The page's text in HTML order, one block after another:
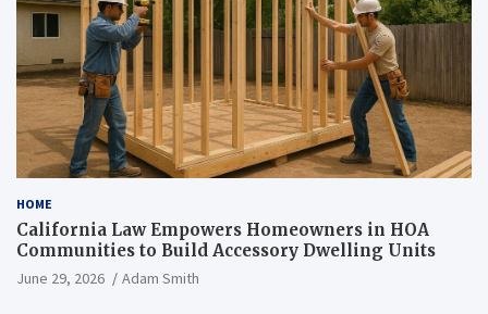
HOME
California Law Empowers Homeowners in HOA
Communities to Build Accessory Dwelling Units
June 29, 2026 Adam Smith